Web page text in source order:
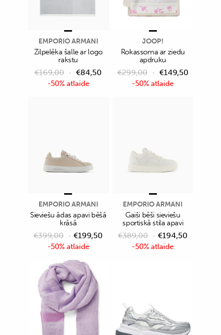
-50% atlaide
EMPORIO ARMANI
Zilpelēka šalle ar logo
rakstu
€169,00 €84,50
-50% atlaide
JOOP!
Rokassoma ar ziedu
apdruku
€299,00 €149,50
-50% atlaide
EMPORIO ARMANI
Sieviešu ādas apavi bēšā
krāsā
€399,00 €199,50
-50% atlaide
EMPORIO ARMANI
Gaiši bēši sieviešu
sportiskā stila apavi
€389,00 €194,50